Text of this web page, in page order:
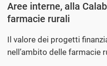
Aree interne, alla
farmacie rurali
Il valore dei progetti
nell’ambito delle farmacie